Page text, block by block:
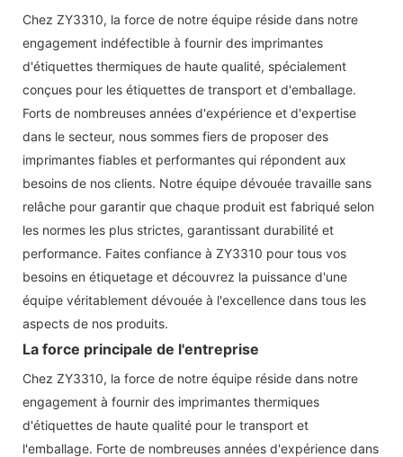
Chez ZY3310, la force de notre équipe réside dans notre
engagement indéfectible à fournir des imprimantes
d'étiquettes thermiques de haute qualité, spécialement
conçues pour les étiquettes de transport et d'emballage.
Forts de nombreuses années d'expérience et d'expertise
dans le secteur, nous sommes fiers de proposer des
imprimantes fiables et performantes qui répondent aux
besoins de nos clients. Notre équipe dévouée travaille sans
relâche pour garantir que chaque produit est fabriqué selon
les normes les plus strictes, garantissant durabilité et
performance. Faites confiance à ZY3310 pour tous vos
besoins en étiquetage et découvrez la puissance d'une
équipe véritablement dévouée à l'excellence dans tous les
aspects de nos produits.
La force principale de l'entreprise
Chez ZY3310, la force de notre équipe réside dans notre
engagement à fournir des imprimantes thermiques
d'étiquettes de haute qualité pour le transport et
l'emballage. Forte de nombreuses années d'expérience dans